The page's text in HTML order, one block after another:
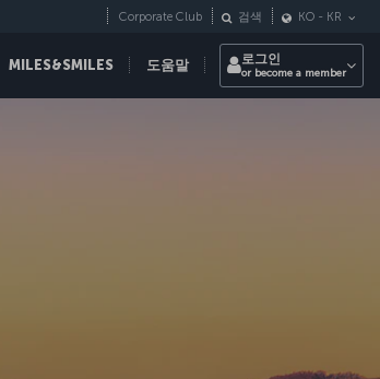
MILES&SMILES 도움말
Corporate Club 검색 KO - KR
로그인
or become a member